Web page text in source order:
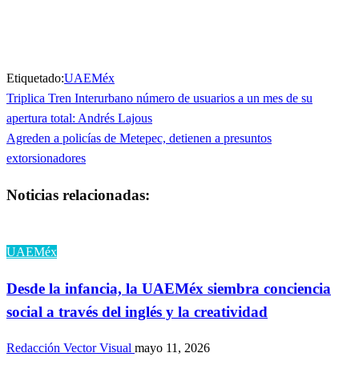
Etiquetado:UAEMéx
Navegación
de
entradas
Entrada
anterior
Triplica Tren Interurbano número de usuarios a un mes de su
apertura total: Andrés Lajous
Entrada
siguiente
Agreden a policías de Metepec, detienen a presuntos
extorsionadores
Noticias relacionadas:
UAEMéx
Desde la infancia, la UAEMéx siembra conciencia
social a través del inglés y la creatividad
Redacción Vector Visual mayo 11, 2026